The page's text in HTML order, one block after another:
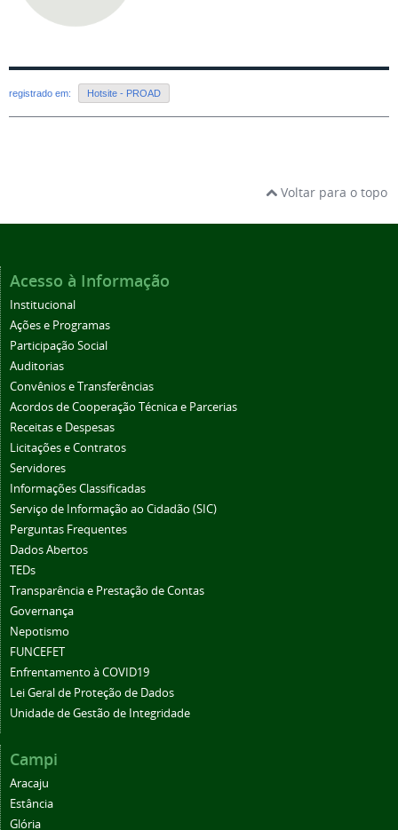
registrado em: Hotsite - PROAD
Voltar para o topo
Acesso à Informação
Institucional
Ações e Programas
Participação Social
Auditorias
Convênios e Transferências
Acordos de Cooperação Técnica e Parcerias
Receitas e Despesas
Licitações e Contratos
Servidores
Informações Classificadas
Serviço de Informação ao Cidadão (SIC)
Perguntas Frequentes
Dados Abertos
TEDs
Transparência e Prestação de Contas
Governança
Nepotismo
FUNCEFET
Enfrentamento à COVID19
Lei Geral de Proteção de Dados
Unidade de Gestão de Integridade
Campi
Aracaju
Estância
Glória